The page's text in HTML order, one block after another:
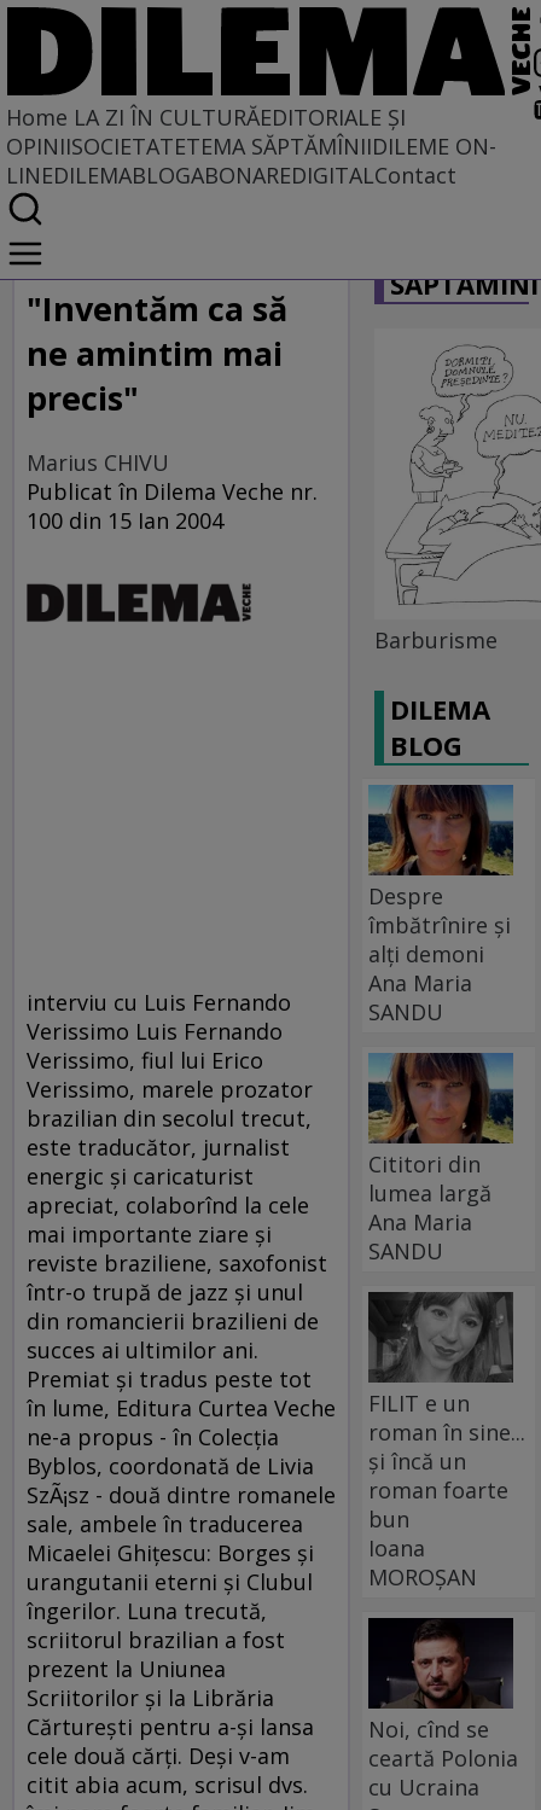
Home LA ZI ÎN CULTURĂEDITORIALE ȘI
OPINIISOCIETATETEMA SĂPTĂMÎNIIDILEME ON-
LINEDILEMABLOGABONAREDIGITALContact
Home
La zi în cultură
"Inventăm ca să
ne amintim mai
precis"
Marius CHIVU
Publicat în Dilema Veche nr.
100 din 15 Ian 2004
interviu cu Luis Fernando
Verissimo Luis Fernando
Verissimo, fiul lui Erico
Verissimo, marele prozator
brazilian din secolul trecut,
este traducător, jurnalist
energic şi caricaturist
apreciat, colaborînd la cele
mai importante ziare şi
reviste braziliene, saxofonist
într-o trupă de jazz şi unul
din romancierii brazilieni de
succes ai ultimilor ani.
Premiat şi tradus peste tot
în lume, Editura Curtea Veche
ne-a propus - în Colecţia
Byblos, coordonată de Livia
SzÃ¡sz - două dintre romanele
sale, ambele în traducerea
Micaelei Ghiţescu: Borges şi
urangutanii eterni şi Clubul
îngerilor. Luna trecută,
scriitorul brazilian a fost
prezent la Uniunea
Scriitorilor şi la Librăria
Cărtureşti pentru a-şi lansa
cele două cărţi. Deşi v-am
citit abia acum, scrisul dvs.
Barburisme
DILEMA
BLOG
Despre
îmbătrînire și
alți demoni
Ana Maria
SANDU
Cititori din
lumea largă
Ana Maria
SANDU
FILIT e un
roman în sine...
și încă un
roman foarte
bun
Ioana
MOROȘAN
Noi, cînd se
ceartă Polonia
cu Ucraina